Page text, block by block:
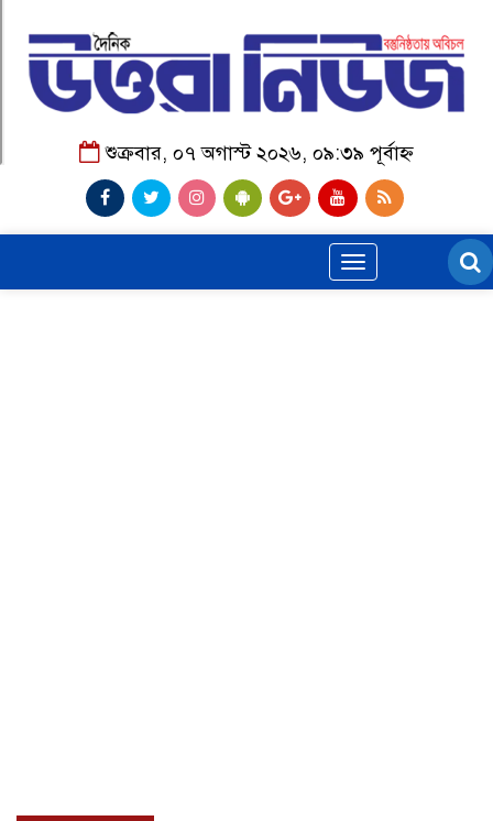
শুক্রবার, ০৭ অগাস্ট ২০২৬, ০৯:৩৯ পূর্বাহ্ন
Toggle
navigation